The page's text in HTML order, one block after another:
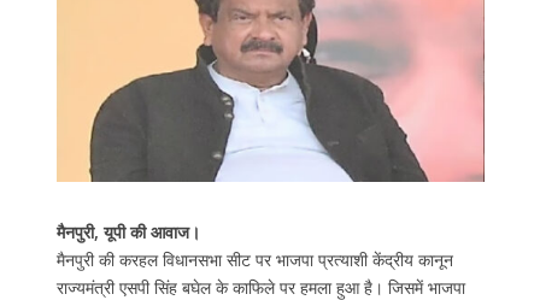
मैनपुरी, यूपी की आवाज।
मैनपुरी की करहल विधानसभा सीट पर भाजपा प्रत्याशी केंद्रीय कानून
राज्यमंत्री एसपी सिंह बघेल के काफिले पर हमला हुआ है। जिसमें भाजपा